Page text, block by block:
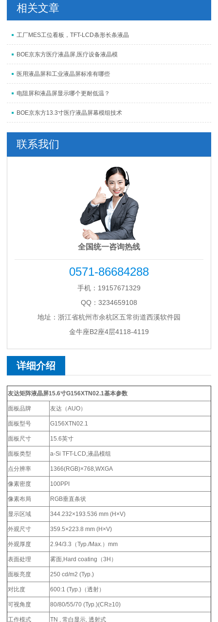
相关文章
工厂MES工位看板，TFT-LCD条形长条液晶
BOE京东方医疗液晶屏,医疗设备液晶模
医用液晶屏和工业液晶屏标准有哪些
电阻屏和液晶屏显示哪个更耐低温？
BOE京东方13.3寸医疗液晶屏幕模组技术
联系我们
全国统一咨询热线
0571-86684288
手机：19157671329
QQ：3234659108
地址：浙江省杭州市余杭区五常街道西溪软件园
金牛座B2座4层4118-4119
详细介绍
友达矩阵液晶屏15.6寸G156XTN02.1基本参数
面板品牌 友达（AUO）
面板型号 G156XTN02.1
面板尺寸 15.6英寸
面板类型 a-Si TFT-LCD,液晶模组
点分辨率 1366(RGB)×768,WXGA
像素密度 100PPI
像素布局 RGB垂直条状
显示区域 344.232×193.536 mm (H×V)
外观尺寸 359.5×223.8 mm (H×V)
外观厚度 2.94/3.3（Typ./Max.）mm
表面处理 雾面,Hard coating（3H）
面板亮度 250 cd/m2 (Typ.)
对比度 600:1 (Typ.)（透射）
可视角度 80/80/55/70 (Typ.)(CR≥10)
工作模式 TN , 常白显示, 透射式